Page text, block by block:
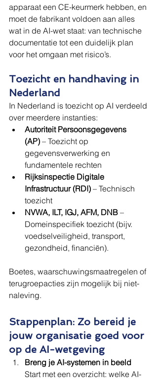
apparaat een CE-keurmerk hebben, en
moet de fabrikant voldoen aan alles
wat in de AI-wet staat: van technische
documentatie tot een duidelijk plan
voor het omgaan met risico’s.
Toezicht en handhaving in
Nederland
In Nederland is toezicht op AI verdeeld
over meerdere instanties:
Autoriteit Persoonsgegevens
(AP) – Toezicht op
gegevensverwerking en
fundamentele rechten
Rijksinspectie Digitale
Infrastructuur (RDI) – Technisch
toezicht
NVWA, ILT, IGJ, AFM, DNB –
Domeinspecifiek toezicht (bijv.
voedselveiligheid, transport,
gezondheid, financiën).
Boetes, waarschuwingsmaatregelen of
terugroepacties zijn mogelijk bij niet-
naleving.
Stappenplan: Zo bereid je
jouw organisatie goed voor
op de AI-wetgeving
Breng je AI-systemen in beeld
Start met een overzicht: welke AI-